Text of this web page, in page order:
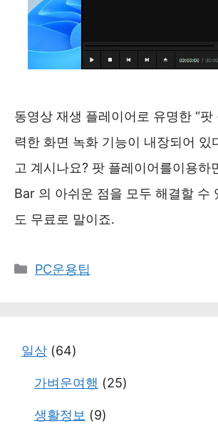
동영상 재생 플레이어로 유명한 “팟
력한 화면 녹화 기능이 내장되어 있
고 계시나요? 팟 플레이어를이용하
Bar 의 아쉬운 점을 모두 해결할 수
도 무료로 말이죠.
카
PC운용팁
일상 (64)
가벼운여행 (25)
생활정보 (9)